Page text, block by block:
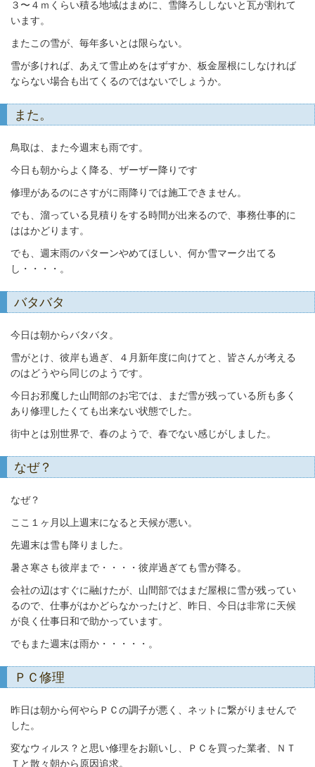
３〜４ｍくらい積る地域はまめに、雪降ろししないと瓦が割れて
います。
またこの雪が、毎年多いとは限らない。
雪が多ければ、あえて雪止めをはずすか、 板金屋根にしなければ
ならない場合も出てくるのではないでしょうか。
また。
鳥取は、また今週末も雨です。
今日も朝からよく降る、ザーザー降りです
修理があるのにさすがに雨降りでは施工できません。
でも、溜っている見積りをする時間が出来るので、 事務仕事的に
ははかどります。
でも、週末雨のパターンやめてほしい、何か雪マーク出てる
し・・・・。
バタバタ
今日は朝からバタバタ。
雪がとけ、彼岸も過ぎ、４月新年度に向けてと、 皆さんが考える
のはどうやら同じのようです。
今日お邪魔した山間部のお宅では、まだ雪が残っている所も多く
あり修理したくても出来ない状態でした。
街中とは別世界で、春のようで、春でない感じがしました。
なぜ？
なぜ？
ここ１ヶ月以上週末になると天候が悪い。
先週末は雪も降りました。
暑さ寒さも彼岸まで・・・・彼岸過ぎても雪が降る。
会社の辺はすぐに融けたが、山間部ではまだ屋根に雪が残ってい
るので、 仕事がはかどらなかったけど、 昨日、今日は非常に天候
が良く仕事日和で助かっています。
でもまた週末は雨か・・・・・。
ＰＣ修理
昨日は朝から何やらＰＣの調子が悪く、ネットに繋がりませんで
した。
変なウィルス？と思い修理をお願いし、ＰＣを買った業者、ＮＴ
Ｔと散々朝から 原因追求。